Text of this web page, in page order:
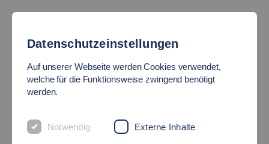
ERFOLGREICHE
PROMOTION VON
Datenschutzeinstellungen
Auf unserer Webseite werden Cookies verwendet,
welche für die Funktionsweise zwingend benötigt
werden.
Notwendig Externe Inhalte